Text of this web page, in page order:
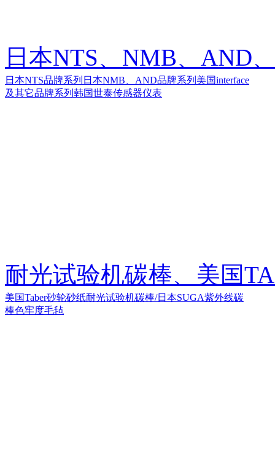
日本NTS、NMB、AND
日本NTS品牌系列 日本NMB、AND品牌系列 美国interface
及其它品牌系列 韩国世泰传感器仪表
耐光试验机碳棒、美国
美国Taber砂轮砂纸耐光试验机碳棒/日本SUGA紫外线碳
棒色牢度毛毡